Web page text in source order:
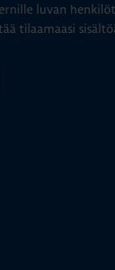
luvan
tilaamaasi